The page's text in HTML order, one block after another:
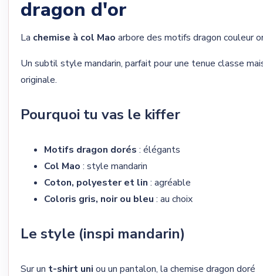
dragon d'or
La chemise à col Mao arbore des motifs dragon couleur
Un subtil style mandarin, parfait pour une tenue classe
originale.
Pourquoi tu vas le kiffer
Motifs dragon dorés : élégants
Col Mao : style mandarin
Coton, polyester et lin : agréable
Coloris gris, noir ou bleu : au choix
Le style (inspi mandarin)
Sur un t-shirt uni ou un pantalon, la chemise dragon doré